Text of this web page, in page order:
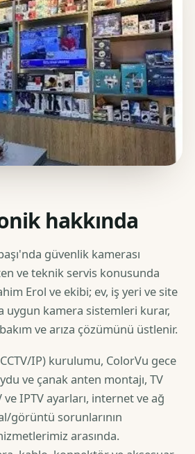
hakkında
güvenlik kamerası
ve teknik servis konusunda
Erol ve ekibi; ev, iş yeri ve site
uygun kamera sistemleri kurar,
ve arıza çözümünü üstlenir.
IP) kurulumu, ColorVu gece
ve çanak anten montajı, TV
IPTV ayarları, internet ve ağ
görüntü sorunlarının
arasında.